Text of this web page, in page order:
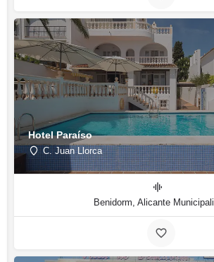
Hotel Paraíso
C. Juan Llorca
Benidorm, Alicante